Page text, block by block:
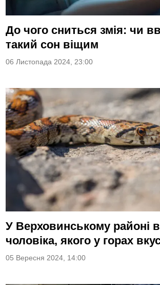
До чого сниться змія: чи
такий сон віщим
06 Листопада 2024, 23:00
У Верховинському районі
чоловіка, якого у горах
05 Вересня 2024, 14:00